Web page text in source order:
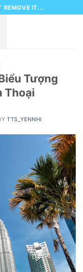
REMOVE IT...
Tượng
Thoại
TTS_YENNHI